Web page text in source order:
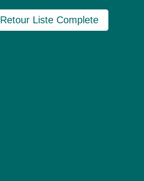
Retour Liste Complete